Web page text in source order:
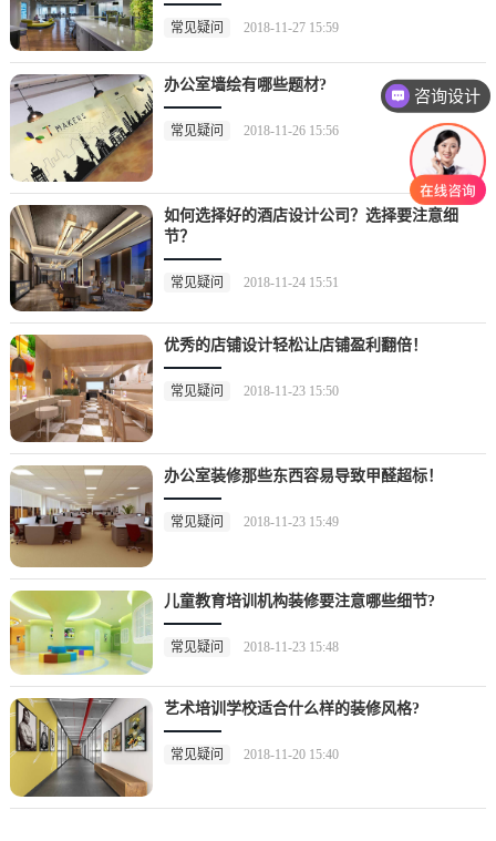
常见疑问 2018-11-27 15:59
办公室墙绘有哪些题材?
常见疑问 2018-11-26 15:56
如何选择好的酒店设计公司？选择要注意细
节？
常见疑问 2018-11-24 15:51
优秀的店铺设计轻松让店铺盈利翻倍！
常见疑问 2018-11-23 15:50
办公室装修那些东西容易导致甲醛超标！
常见疑问 2018-11-23 15:49
儿童教育培训机构装修要注意哪些细节?
常见疑问 2018-11-23 15:48
艺术培训学校适合什么样的装修风格?
常见疑问 2018-11-20 15:40
咨询设计